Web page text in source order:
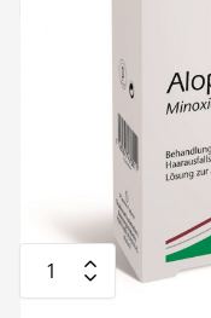
52.00
bestellbar auf
Arbeitstag
Menge